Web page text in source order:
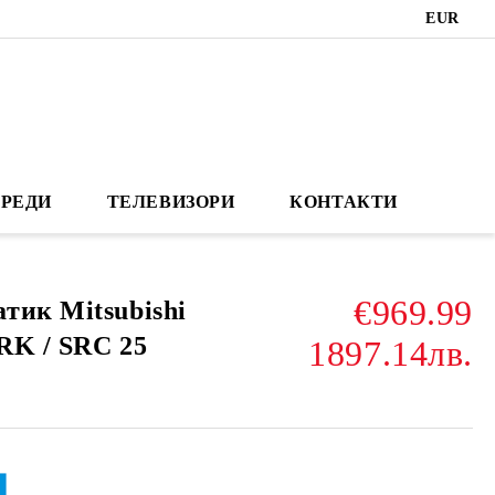
EUR
ТЕЛЕВИЗОРИ КОНТАКТИ
Mitsubishi
/ SRC 25
€969.99
1897.14лв.